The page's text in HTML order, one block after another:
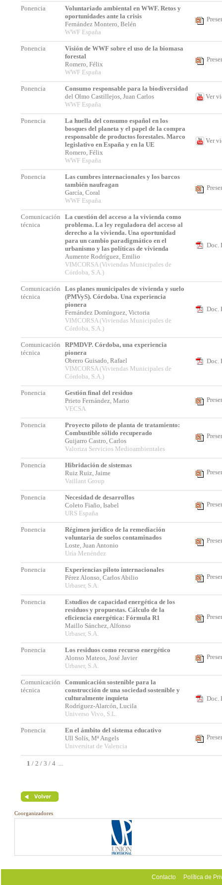
Ponencia
Voluntariado ambiental en WWF. Retos y
oportunidades ante la crisis
Fernández Montero, Belén
WWF España
Ponencia
Visión de WWF sobre el uso de la biomasa
forestal
Romero, Félix
WWF España
Ponencia
Consumo responsable para la biodiversidad
del Olmo Castillejos, Juan Carlos
WWF España
Ver
Ponencia
La huella del consumo español en los
bosques del planeta y el papel de la compra
responsable de productos forestales. Marco
legislativo en España y en la UE
Romero, Félix
WWF España
Ver
Ponencia
Las cumbres internacionales y los barcos
también naufragan
García, Coral
WWF España
Comunicación
técnica
La cuestión del acceso a la vivienda como
problema. La ley reguladora del acceso al
derecho a la vivienda. Una oportunidad
para un cambio paradigmático en el
urbanismo y las políticas de vivienda
Aumente Rodríguez, Emilio
VIMCORSA (Viviendas Municipales de
Córdoba, S.A.)
Doc.
Comunicación
técnica
Los planes municipales de vivienda y suelo
(PMVyS). Córdoba. Una experiencia
pionera
Fernández Domínguez, Victoria
VIMCORSA (Viviendas Municipales de
Córdoba, S.A.)
Doc.
Comunicación
técnica
RPMDVP. Córdoba, una experiencia
pionera
Obrero Guisado, Rafael
VIMCORSA (Viviendas Municipales de
Córdoba, S.A.)
Doc.
Ponencia
Gestión final del residuo
Prieto Fernández, Mario
VECSA
Ponencia
Proyecto piloto de planta de tratamiento:
Combustible sólido recuperado
Guijarro Castro, Carlos
Valoriza Servicios Medioambientales
Ponencia
Hibridación de sistemas
Ruiz Ruiz, Jaime
Vaillant Group
Ponencia
Necesidad de desarrollos
Coleto Fiaño, Isabel
URS España
Ponencia
Régimen jurídico de la remediación
voluntaria de suelos contaminados
Loste, Juan Antonio
Uría Menéndez
Ponencia
Experiencias piloto internacionales
Pérez Alonso, Carlos Abilio
Urbaser, S.A.
Ponencia
Estudios de capacidad energética de los
residuos y propuestas. Cálculo de la
eficiencia energética: Fórmula R1
Maillo Sánchez, Alfonso
Urbaser, S.A.
Ponencia
Los residuos como recurso energético
Alonso Mateos, José Javier
Urbaser, S.A.
Comunicación
técnica
Comunicación sostenible para la
construcción de una sociedad sostenible y
culturalmente inquieta
Rodríguez-Alarcón, Lucila
Universo Vivo, S.L.
Doc.
Ponencia
En el ámbito del sistema educativo
Ull Solís, Mª Angels
Universitat de Valencia
1 / 2 / 3 / 4 ...
Coorganizadores
Contacto Política de